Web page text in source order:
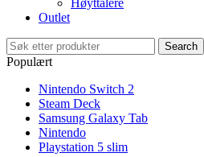
Høyttalere
Outlet
Search
Populært
Nintendo Switch 2
Steam Deck
Samsung Galaxy Tab
Nintendo
Playstation 5 slim